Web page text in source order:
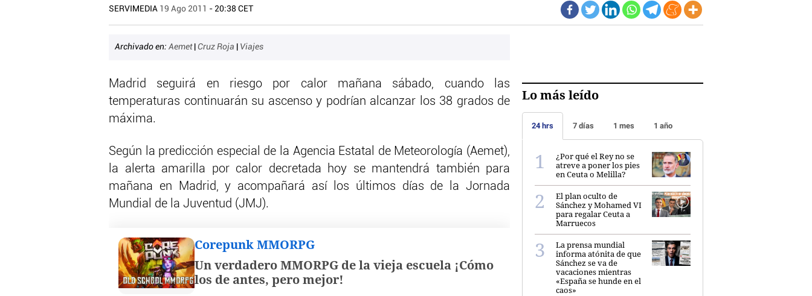
SERVIMEDIA 19 Ago 2011 - 20:38 CET
Archivado en: Aemet Cruz Roja Viajes
Madrid seguirá en riesgo por calor mañana sábado, cuando las
temperaturas continuarán su ascenso y podrían alcanzar los 38 grados de
máxima.
Según la predicción especial de la Agencia Estatal de Meteorología (Aemet),
la alerta amarilla por calor decretada hoy se mantendrá también para
mañana en Madrid, y acompañará así los últimos días de la Jornada
Mundial de la Juventud (JMJ).
Corepunk MMORPG
Un verdadero MMORPG de la vieja escuela ¡Cómo
los de antes, pero mejor!
Lo más leído
24 hrs 7 días 1 mes 1 año
¿Por qué el Rey no se
atreve a poner los pies
en Ceuta o Melilla?
El plan oculto de
Sánchez y Mohamed VI
para regalar Ceuta a
Marruecos
La prensa mundial
informa atónita de que
Sánchez se va de
vacaciones mientras
«España se hunde en el
caos»